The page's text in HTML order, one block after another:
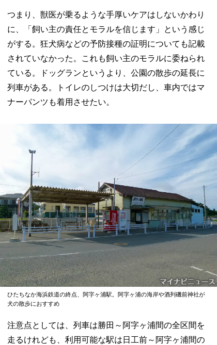
つまり、獣医が乗るような手厚いケアはしないかわり
に、「飼い主の責任とモラルを信じます」という感じ
がする。狂犬病などの予防接種の証明についても記載
されていなかった。これも飼い主のモラルに委ねられ
ている。ドッグランというより、公園の散歩の延長に
列車がある。トイレのしつけは大切だし、車内ではマ
ナーパンツも着用させたい。
ひたちなか海浜鉄道の終点、阿字ヶ浦駅。阿字ヶ浦の海岸や酒列磯前神社が
犬の散歩におすすめ
注意点としては、列車は勝田～阿字ヶ浦間の全区間を
走るけれども、利用可能な駅は日工前～阿字ヶ浦間の